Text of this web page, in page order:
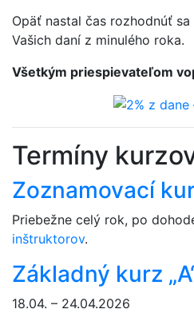
Opäť nastal čas rozhodnúť
Vašich daní z minulého roka.
Všetkým priespievateľom
Termíny
Zoznamovací
Priebežne celý rok, po
inštruktorov.
Základný kurz
18.04. – 24.04.2026